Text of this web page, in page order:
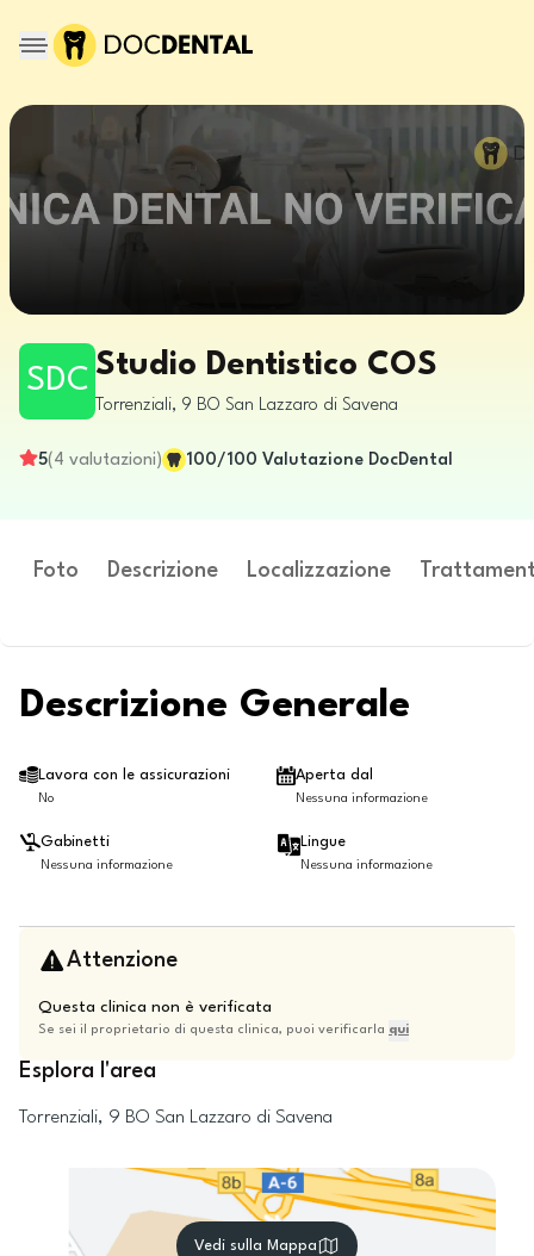
SDC Studio Dentistico COS
Torrenziali, 9 BO San Lazzaro di Savena
5( 4 valutazioni) 100/100 Valutazione DocDental
Foto Descrizione Localizzazione
Descrizione Generale
Lavora con le assicurazioni
No
Aperta dal
Nessuna informazione
Gabinetti
Nessuna informazione
Lingue
Nessuna informazione
Attenzione
Questa clinica non è verificata
Se sei il proprietario di questa clinica, puoi verificarla qui
Esplora l'area
Torrenziali, 9 BO San Lazzaro di Savena
Vedi sulla Mappa